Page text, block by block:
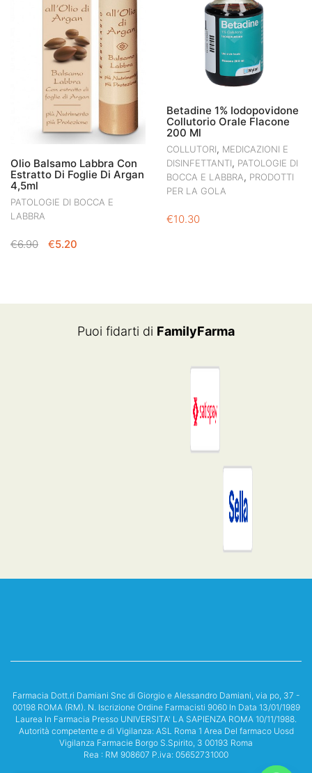
Olio Balsamo Labbra Con
Estratto Di Foglie Di Argan
4,5ml
PATOLOGIE DI BOCCA E
LABBRA
€6.90
IL
€6.90.
€5.20
€5.20.
Betadine 1% Iodopovidone
Collutorio Orale Flacone
200 Ml
COLLUTORI, MEDICAZIONI E
DISINFETTANTI, PATOLOGIE DI
BOCCA E LABBRA, PRODOTTI
PER LA GOLA
€10.30
Puoi fidarti di FamilyFarma
Farmacia Dott.ri Damiani Snc di Giorgio e Alessandro Damiani, via po, 37 -
00198 ROMA (RM). N. Iscrizione Ordine Farmacisti 9060 In Data 13/01/1989
Laurea In Farmacia Presso UNIVERSITA' LA SAPIENZA ROMA 10/11/1988.
Autorità competente e di Vigilanza: ASL Roma 1 Area Del farmaco Uosd
Vigilanza Farmacie Borgo S.Spirito, 3 00193 Roma
Rea : RM 908607 P.iva: 05652731000